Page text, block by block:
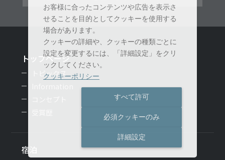
トップページ
トピックス
宿泊
お客様に合ったコンテンツや広告を表示さ
せることを目的としてクッキーを使用する
場合があります。
クッキーの詳細や、クッキーの種類ごとに
設定を変更するには、「詳細設定」をクリ
ックしてください。
クッキーポリシー
すべて許可
必須クッキーのみ
詳細設定